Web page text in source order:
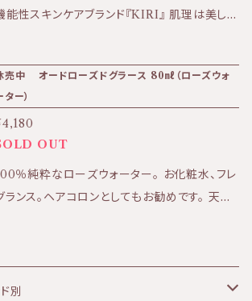
チフォリアバラ花水、ダイズ油脂肪酸、エタノー
エキス、ラベンダーエキス、グレープフルーツ
子エキス、センチフォリアバラ花油、乳酸
能性スキンケアブランド『KIRI』 肌理は美しく
す。 継続的に使用することでお肌の変化を感
ていただきやすいため定期便コースを ご用意
ました。 洗顔やブースター美容液としてもお
いください。 （６回以上のお届けで途中解約が
能となります。発送前迄にご連絡ください）
商品のお届け方法について】 ポスト投函でのお
ージはこちら⇩ https://kiri-skin-japan.jp/
売中 オードローズドグラース 80㎖（ローズウォ
ター）
OUT
％純粋なローズウォーター。 お化粧水、フレ
ランス。ヘアコロンとしてもお勧めです。 天然
リエのノウハウでブレンドし蒸留した逸品です。
般のローズウォーターよりはるかに香りが高
別